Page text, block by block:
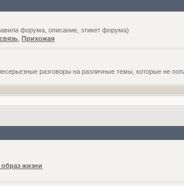
форума, описание, этикет форума)
,Прихожая
разговоры на различные темы, которые не
жизни